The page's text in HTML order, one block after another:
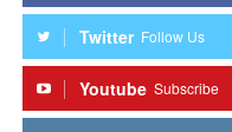
Twitter Follow Us
Youtube Subscribe